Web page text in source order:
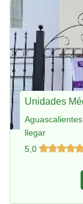
Unidades
llegar
5,0